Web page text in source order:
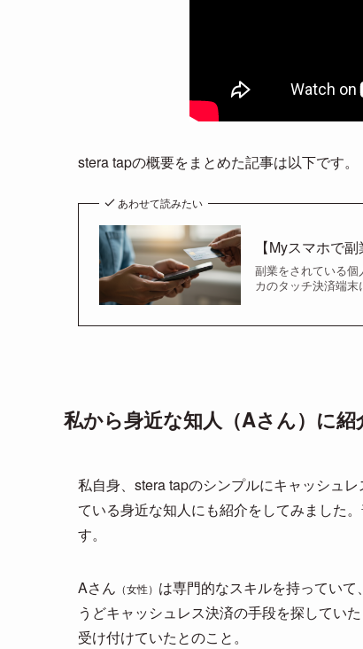
stera tapの概要をまとめた記事は以下です。
あわせて読みたい
【Myスマホで
副業をされている
カのタッチ決済端
私から身近な知人（Aさん）に紹
私自身、stera tapのシンプルにキャッシュ
ている身近な知人にも紹介をしてみました
す。
Aさん （女性） は専門的なスキルを持ってい
うどキャッシュレス決済の手段を探してい
受け付けていたとのこと。